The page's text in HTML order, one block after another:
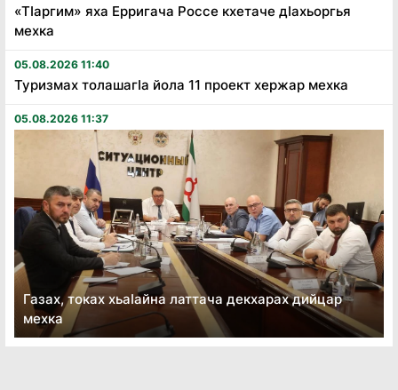
«Тӏаргим» яха Ерригача Россе кхетаче дӏахьоргья
мехка
05.08.2026 11:40
Туризмах толашагӏа йола 11 проект хержар мехка
05.08.2026 11:37
Газах, токах хьаӏайна латтача декхарах дийцар
мехка